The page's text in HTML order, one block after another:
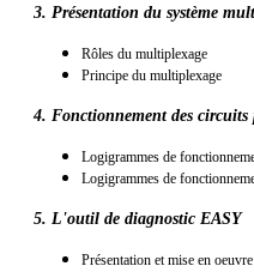
3. Présentation du système
Rôles du multiplexage
Principe du multiplexage
4. Fonctionnement des
Logigrammes de
Logigrammes de
5. L'outil de diagnostic EASY
Présentation et mise en oeuvre